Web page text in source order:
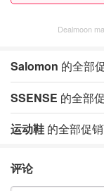
Dealmoon
Salomon 的全部
SSENSE 的全部
运动鞋 的全部促
评论